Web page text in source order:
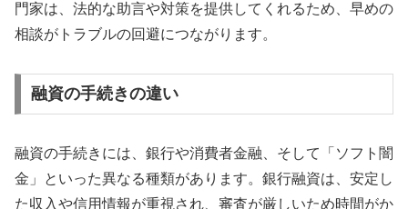
門家は、法的な助言や対策を提供してくれるため、早めの
相談がトラブルの回避につながります。
融資の手続きの違い
融資の手続きには、銀行や消費者金融、そして「ソフト闇
金」といった異なる種類があります。銀行融資は、安定し
た収入や信用情報が重視され、審査が厳しいため時間がか